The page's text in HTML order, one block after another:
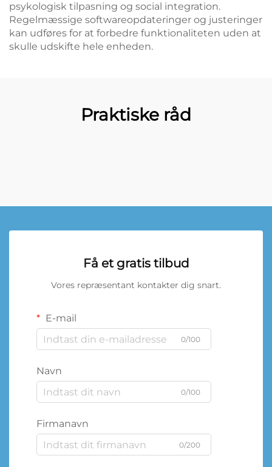
psykologisk tilpasning og social integration.
Regelmæssige softwareopdateringer og justeringer
kan udføres for at forbedre funktionaliteten uden at
skulle udskifte hele enheden.
Praktiske råd
Få et gratis tilbud
Vores repræsentant kontakter dig snart.
E-mail
0/100
Navn
0/100
Firmanavn
0/200